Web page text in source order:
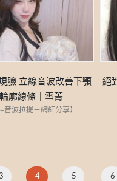
臉 立線音波改善下顎
輪廓線條｜雪菁
音波拉提－網紅分享】
絕
4 5 6